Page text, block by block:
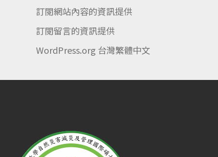
訂閱網站內容的資訊提供
訂閱留言的資訊提供
WordPress.org 台灣繁體中文